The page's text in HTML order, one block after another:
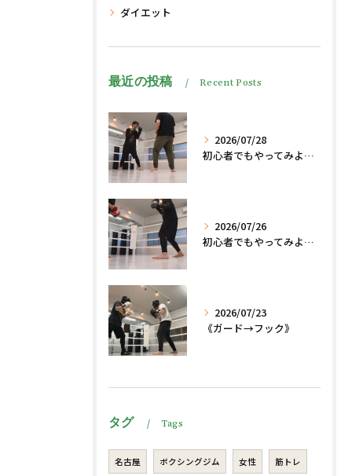
ダイエット
最近の投稿 Recent Posts
2026/07/28
初心者でもやってみよう、格闘技でダイエット脂肪燃焼🔥
2026/07/26
初心者でもやってみよう、格闘技でダイエット、脂肪燃焼🔥
2026/07/23
《ガード→フック》
タグ Tags
名古屋 ボクシングジム 女性 筋トレ